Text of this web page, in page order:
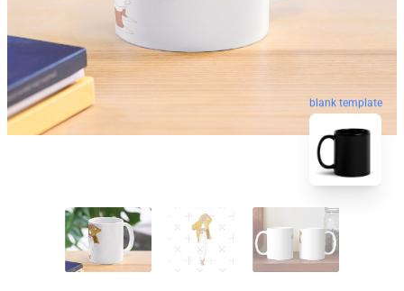
blank template